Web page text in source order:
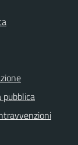
pubblica